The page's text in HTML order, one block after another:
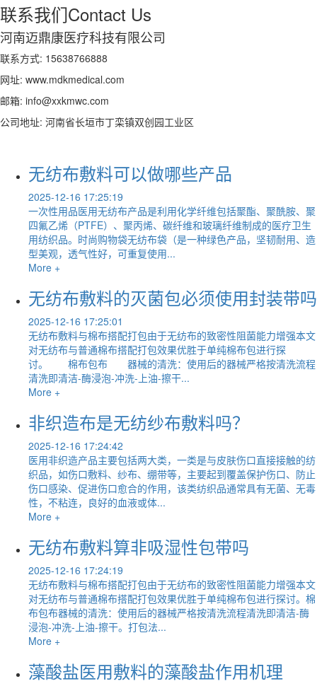
联系我们Contact Us
河南迈鼎康医疗科技有限公司
联系方式: 15638766888
网址: www.mdkmedical.com
邮箱: info@xxkmwc.com
公司地址: 河南省长垣市丁栾镇双创园工业区
无纺布敷料可以做哪些产品
2025-12-16 17:25:19
一次性用品医用无纺布产品是利用化学纤维包括聚酯、聚酰胺、聚
四氟乙烯（PTFE）、聚丙烯、碳纤维和玻璃纤维制成的医疗卫生
用纺织品。时尚购物袋无纺布袋（是一种绿色产品，坚韧耐用、造
型美观，透气性好，可重复使用...
More +
无纺布敷料的灭菌包必须使用封装带吗
2025-12-16 17:25:01
无纺布敷料与棉布搭配打包由于无纺布的致密性阻菌能力增强本文
对无纺布与普通棉布搭配打包效果优胜于单纯棉布包进行探
讨。 棉布包布 器械的清洗：使用后的器械严格按清洗流程
清洗即清洁-酶浸泡-冲洗-上油-擦干...
More +
非织造布是无纺纱布敷料吗？
2025-12-16 17:24:42
医用非织造产品主要包括两大类，一类是与皮肤伤口直接接触的纺
织品，如伤口敷料、纱布、绷带等，主要起到覆盖保护伤口、防止
伤口感染、促进伤口愈合的作用，该类纺织品通常具有无菌、无毒
性，不粘连，良好的血液或体...
More +
无纺布敷料算非吸湿性包带吗
2025-12-16 17:24:19
无纺布敷料与棉布搭配打包由于无纺布的致密性阻菌能力增强本文
对无纺布与普通棉布搭配打包效果优胜于单纯棉布包进行探讨。棉
布包布器械的清洗：使用后的器械严格按清洗流程清洗即清洁-酶
浸泡-冲洗-上油-擦干。打包法...
More +
藻酸盐医用敷料的藻酸盐作用机理